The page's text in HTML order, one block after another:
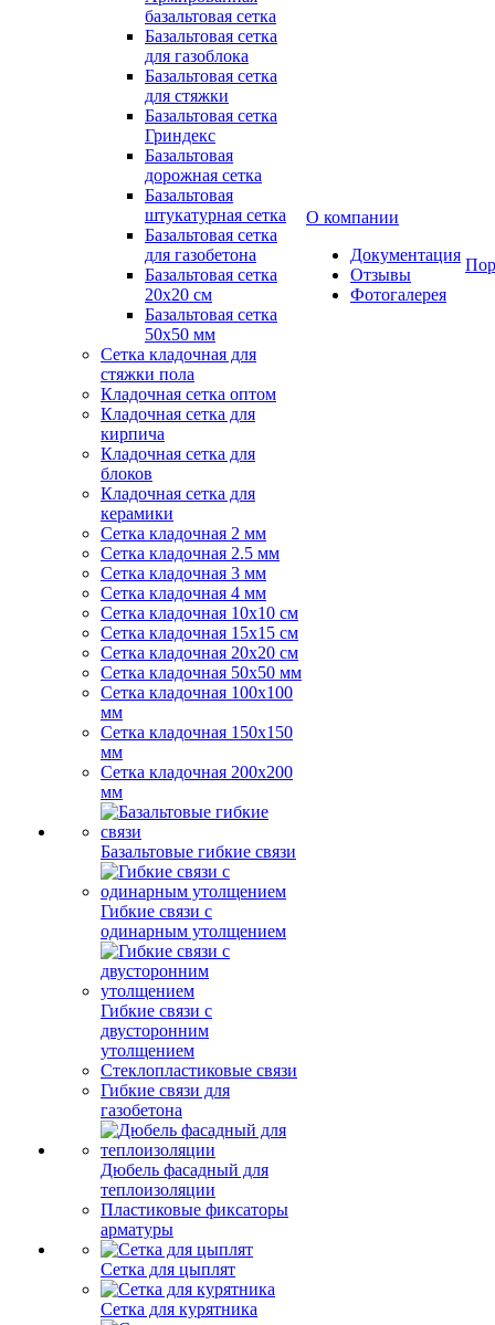
базальтовая сетка
Базальтовая сетка
для газоблока
Базальтовая сетка
для стяжки
Базальтовая сетка
Гриндекс
Базальтовая
дорожная сетка
Базальтовая
штукатурная сетка
Базальтовая сетка
для газобетона
Базальтовая сетка
20x20 см
Базальтовая сетка
50x50 мм
Сетка кладочная для
стяжки пола
Кладочная сетка оптом
Кладочная сетка для
кирпича
Кладочная сетка для
блоков
Кладочная сетка для
керамики
Сетка кладочная 2 мм
Сетка кладочная 2.5 мм
Сетка кладочная 3 мм
Сетка кладочная 4 мм
Сетка кладочная 10x10 см
Сетка кладочная 15x15 см
Сетка кладочная 20x20 см
Сетка кладочная 50x50 мм
Сетка кладочная 100x100
мм
Сетка кладочная 150x150
мм
Сетка кладочная 200x200
мм
Базальтовые гибкие связи
Гибкие связи с
одинарным утолщением
Гибкие связи с
двусторонним
утолщением
Стеклопластиковые связи
Гибкие связи для
газобетона
Дюбель фасадный для
теплоизоляции
Пластиковые фиксаторы
арматуры
Сетка для цыплят
Сетка для курятника
О компании
Документация
Отзывы
Фотогалерея